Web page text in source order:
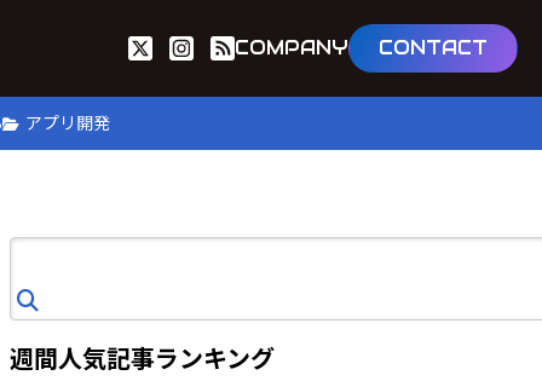
COMPANY CONTACT
アプリ開発
索
週間人気記事ランキング